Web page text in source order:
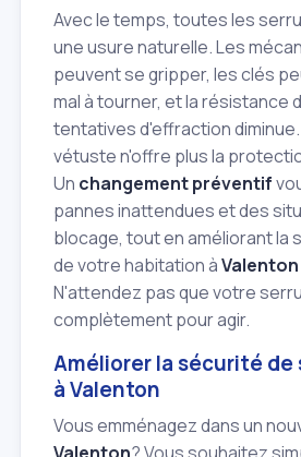
Avec le temps, toutes les
une usure naturelle. Les
peuvent se gripper, les clés
mal à tourner, et la résistance
tentatives d'effraction
vétuste n'offre plus la
Un changement préventif
pannes inattendues et des
blocage, tout en améliorant la
de votre habitation à
N'attendez pas que votre
complètement pour agir.
Améliorer la sécurité de
à Valenton
Vous emménagez dans un